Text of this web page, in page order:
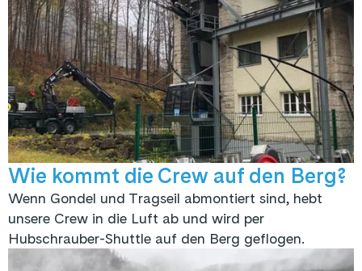
Wie kommt die Crew auf den Berg?
Wenn Gondel und Tragseil abmontiert sind, hebt
unsere Crew in die Luft ab und wird per
Hubschrauber-Shuttle auf den Berg geflogen.